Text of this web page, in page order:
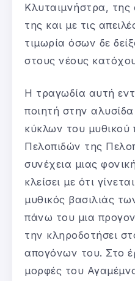
Κλυταιμνήστρα, της
της και με τις
τιμωρία όσων δε
στους νέους
Η τραγωδία αυτή
ποιητή στην
κύκλων του μυθικού
Πελοπιδών της
συνέχεια μιας
κλείσει με ότι
μυθικός βασιλιάς
πάνω του μια
την κληροδοτήσει
απογόνων του. Στο
μορφές του